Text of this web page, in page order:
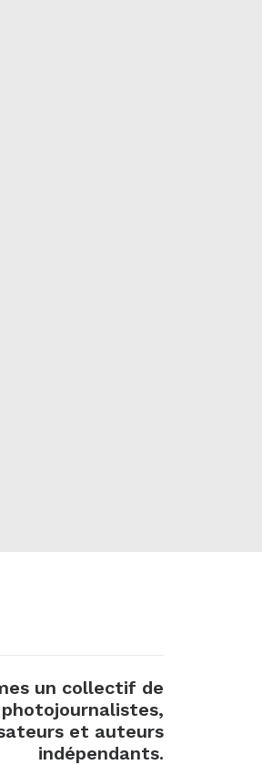
un collectif de
et auteurs
indépendants.